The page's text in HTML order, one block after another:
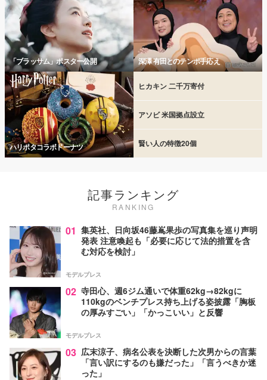
「ブラッサム」ポスター公開 深澤 有田とのテンポ手応え
ハリポタコラボドーナツ
ヒカキン 二千万寄付
アソビ 米国拠点設立
賢い人の特徴20個
記事ランキング
RANKING
01 集英社、日向坂46藤嶌果歩の写真集を巡り声明
発表 注意喚起も「必要に応じて法的措置を含
む対応を検討」
モデルプレス
02 寺田心、週6ジム通いで体重62kg→82kgに
110kgのベンチプレス持ち上げる姿披露「胸板
の厚みすごい」「かっこいい」と反響
モデルプレス
03 広末涼子、病名公表を決断した次男からの言葉
「言い訳にするのも嫌だった」「言うべきか迷
った」